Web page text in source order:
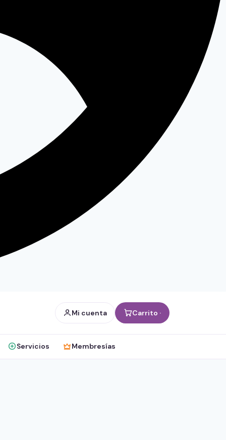
Mi cuenta Carrito ·
Servicios Membresías